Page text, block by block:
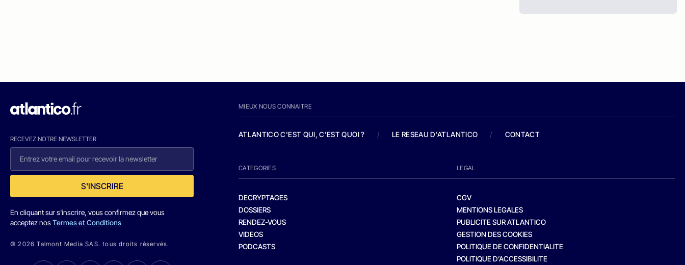
RECEVEZ NOTRE NEWSLETTER
S'INSCRIRE
En cliquant sur s'inscrire, vous confirmez que vous
acceptez nosTermes et Conditions
© 2026 Talmont Media SAS. tous droits réservés.
MIEUX NOUS CONNAITRE
ATLANTICO C'EST QUI, C'EST QUOI ? / LE RESEAU D'ATLANTICO / CONTACT
CATEGORIES
DECRYPTAGES
DOSSIERS
RENDEZ-VOUS
VIDEOS
PODCASTS
LEGAL
CGV
MENTIONS LEGALES
PUBLICITE SUR ATLANTICO
GESTION DES COOKIES
POLITIQUE DE CONFIDENTIALITE
POLITIQUE D’ACCESSIBILITE